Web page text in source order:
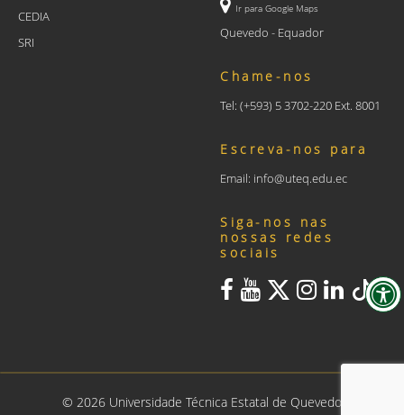
CEDIA
SRI
Ir para Google Maps
Quevedo - Equador
Chame-nos
Tel: (+593) 5 3702-220 Ext. 8001
Escreva-nos para
Email: info@uteq.edu.ec
Siga-nos nas
nossas redes
sociais
© 2026 Universidade Técnica Estatal de Quevedo